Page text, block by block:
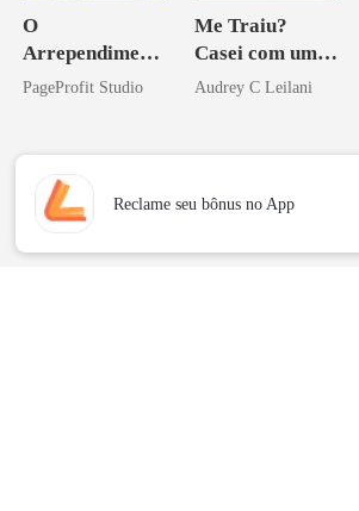
O
Arrependiment
o do Alfa: O
PageProfit Studio
Me Traiu?
Casei com um
Magnata
Audrey C Leilani
Reclame seu bônus no App